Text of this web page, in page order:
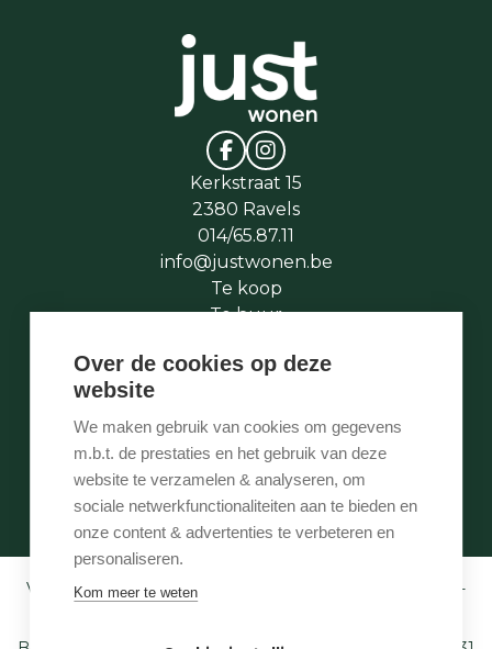
Kerkstraat 15
2380 Ravels
014/65.87.11
info@justwonen.be
Te koop
Te huur
Stukje geschiedenis
Onze services
Contact
Te vroeg
Eigenaarslogin
Vastgoedmakelaar-bemiddelaar BIV België BIV 507.005 -
Over de cookies op deze
website
We maken gebruik van cookies om gegevens
m.b.t. de prestaties en het gebruik van deze
website te verzamelen & analyseren, om
sociale netwerkfunctionaliteiten aan te bieden en
onze content & advertenties te verbeteren en
personaliseren.
Kom meer te weten